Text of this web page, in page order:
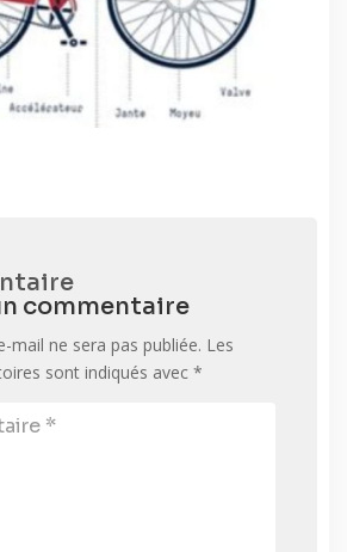
commentaire
mail ne sera pas publiée. Les
sont indiqués avec *